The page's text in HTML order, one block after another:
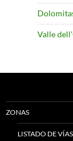
Valle
ZONAS
LISTADO DE